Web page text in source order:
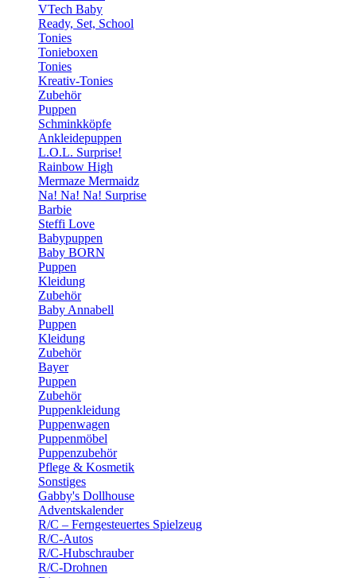
VTech Baby
Ready, Set, School
Tonies
Tonieboxen
Tonies
Kreativ-Tonies
Zubehör
Puppen
Schminkköpfe
Ankleidepuppen
L.O.L. Surprise!
Rainbow High
Mermaze Mermaidz
Na! Na! Na! Surprise
Barbie
Steffi Love
Babypuppen
Baby BORN
Puppen
Kleidung
Zubehör
Baby Annabell
Puppen
Kleidung
Zubehör
Bayer
Puppen
Zubehör
Puppenkleidung
Puppenwagen
Puppenmöbel
Puppenzubehör
Pflege & Kosmetik
Sonstiges
Gabby's Dollhouse
Adventskalender
R/C – Ferngesteuertes Spielzeug
R/C-Autos
R/C-Hubschrauber
R/C-Drohnen